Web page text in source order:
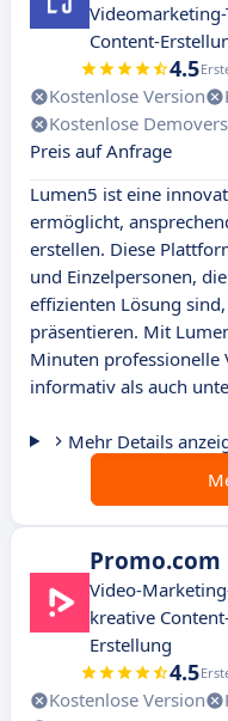
Content-
4.5
Kostenlose Version
Kostenlose
Preis auf Anfrage
Lumen5 ist eine
ermöglicht,
erstellen. Diese
und Einzelpersonen,
effizienten Lösung
präsentieren. Mit
Minuten professionelle
informativ als auch
Mehr Details
Promo.com
Video-
kreative
Erstellung
4.5
Kostenlose Version